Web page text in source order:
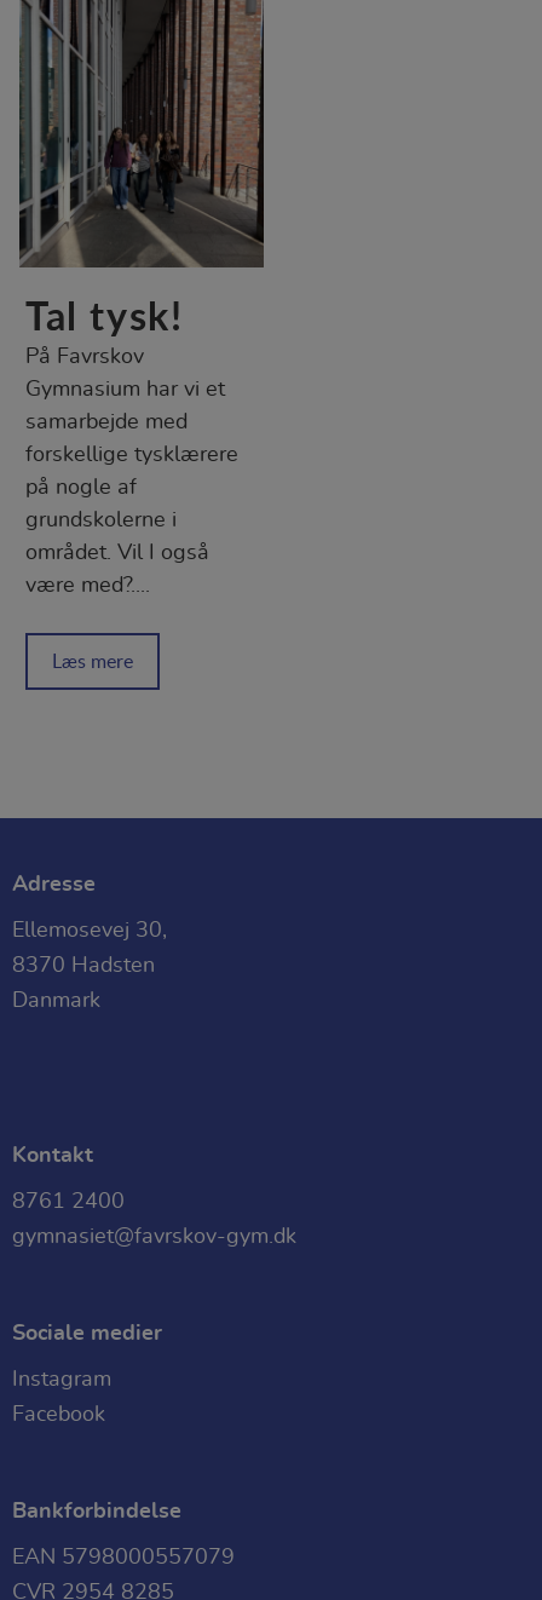
Tal tysk!
På Favrskov
Gymnasium har vi et
samarbejde med
forskellige tysklærere
på nogle af
grundskolerne i
området. Vil I også
være med?....
Læs mere
Adresse
Ellemosevej 30,
8370 Hadsten
Danmark
Kontakt
8761 2400
gymnasiet@favrskov-gym.dk
Sociale medier
Instagram
Facebook
Bankforbindelse
EAN 5798000557079
CVR 2954 8285